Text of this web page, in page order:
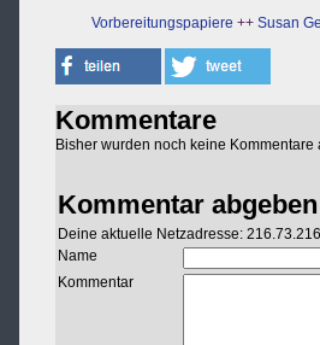
Vorbereitungspapiere ++ Susan
Kommentare
Bisher wurden noch keine Kommentare
Kommentar abgeben
Deine aktuelle Netzadresse:
Name
Kommentar